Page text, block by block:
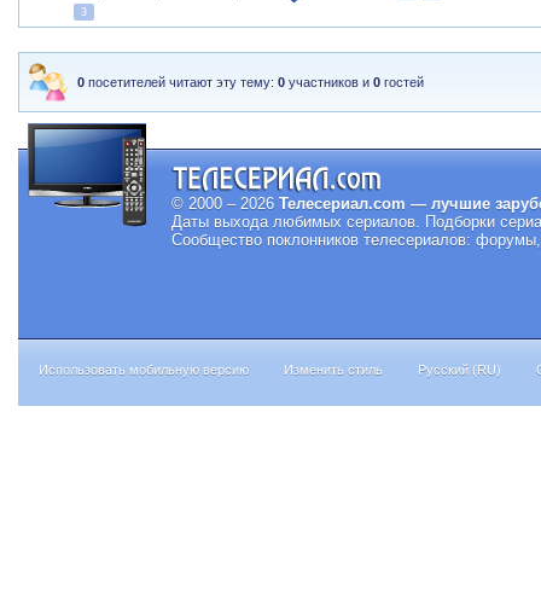
3
0 посетителей читают эту тему:0 участников и0 гостей
© 2000 – 2026 Телесериал.com — лучшие
Даты выхода любимых сериалов. Подборки
Сообщество поклонников телесериалов:
Использовать мобильную версию Изменить стиль Русский (RU)